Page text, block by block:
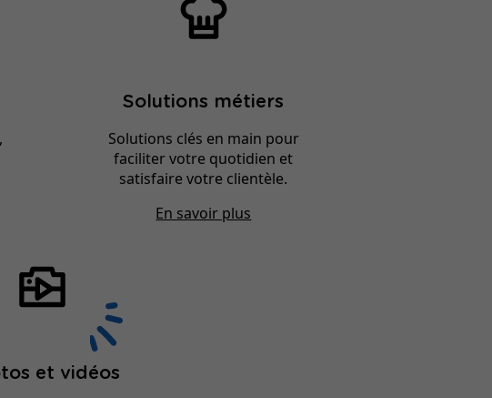
Solutions métiers
Solutions clés en main pour
faciliter votre quotidien et
satisfaire votre clientèle.
En savoir plus
et vidéos